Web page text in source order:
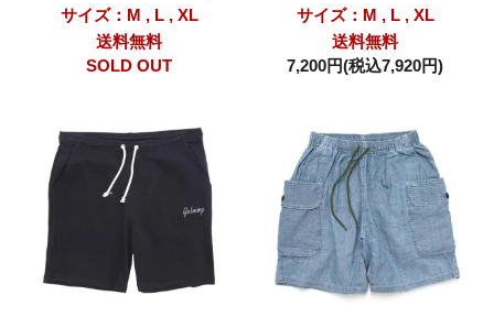
サイズ：M , L , XL
送料無料
SOLD OUT
サイズ：M , L , XL
送料無料
7,200円(税込7,920円)